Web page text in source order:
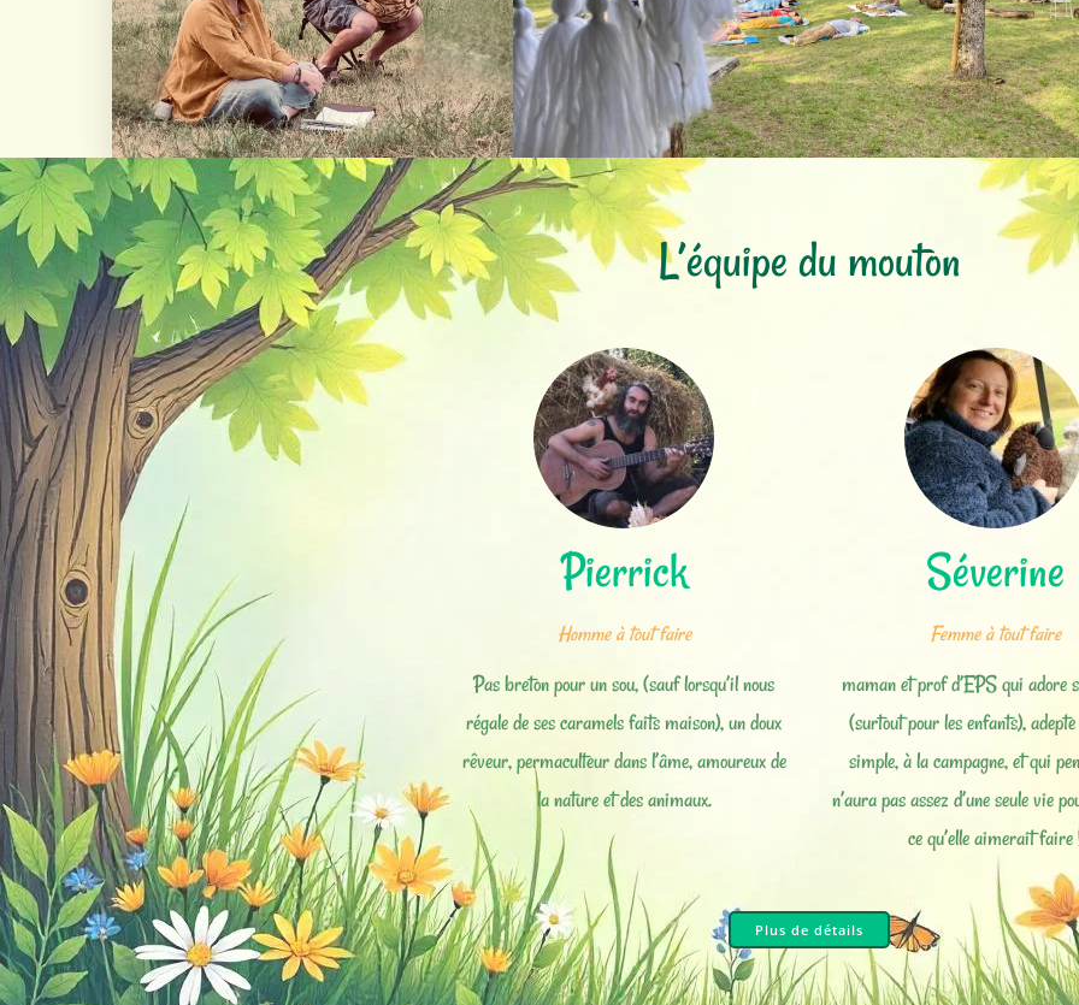
L’équipe du mouton
Pierrick
Homme à tout faire
Pas breton pour un sou, (sauf lorsqu’il nous
régale de ses caramels faits maison), un doux
rêveur, permaculteur dans l’âme, amoureux de
la nature et des animaux.
Séverine
Femme à tout faire
maman et prof d’EPS qui adore
(surtout pour les enfants), adepte
simple, à la campagne, et qui
n’aura pas assez d’une seule vie
ce qu’elle aimerait faire
Plus de détails